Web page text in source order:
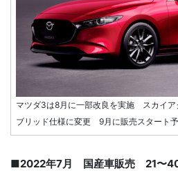
マツダ3は8月に一部改良を実施 スカイア
ブリッド仕様に変更 9月に販売スタート
■2022年7月 国産車販売 21〜40